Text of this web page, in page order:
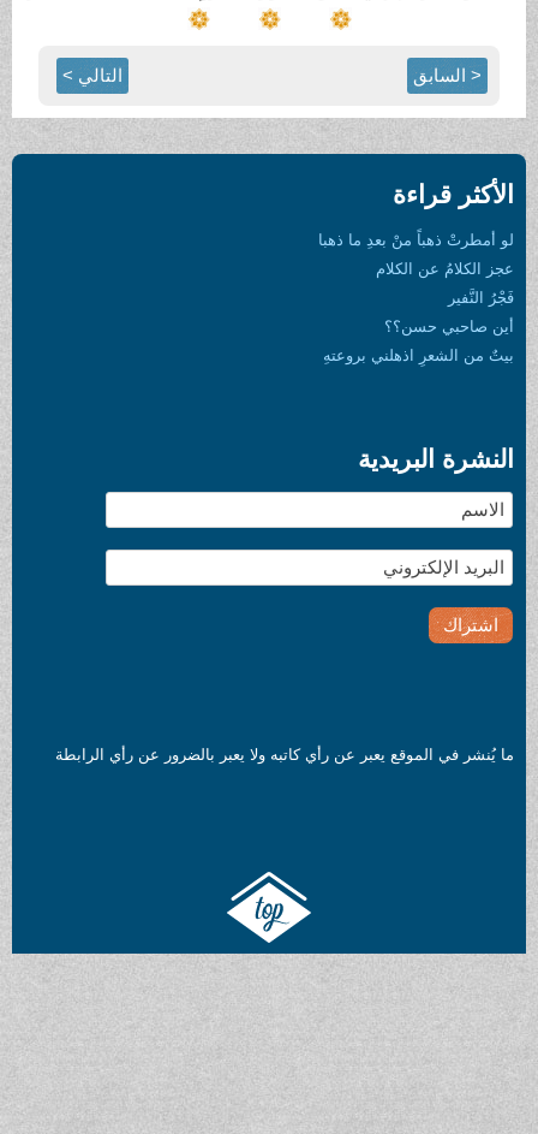
ما ذهبا
بروعتهِ
عن رأي كاتبه ولا يعبر بالضرور عن رأي الرابطة